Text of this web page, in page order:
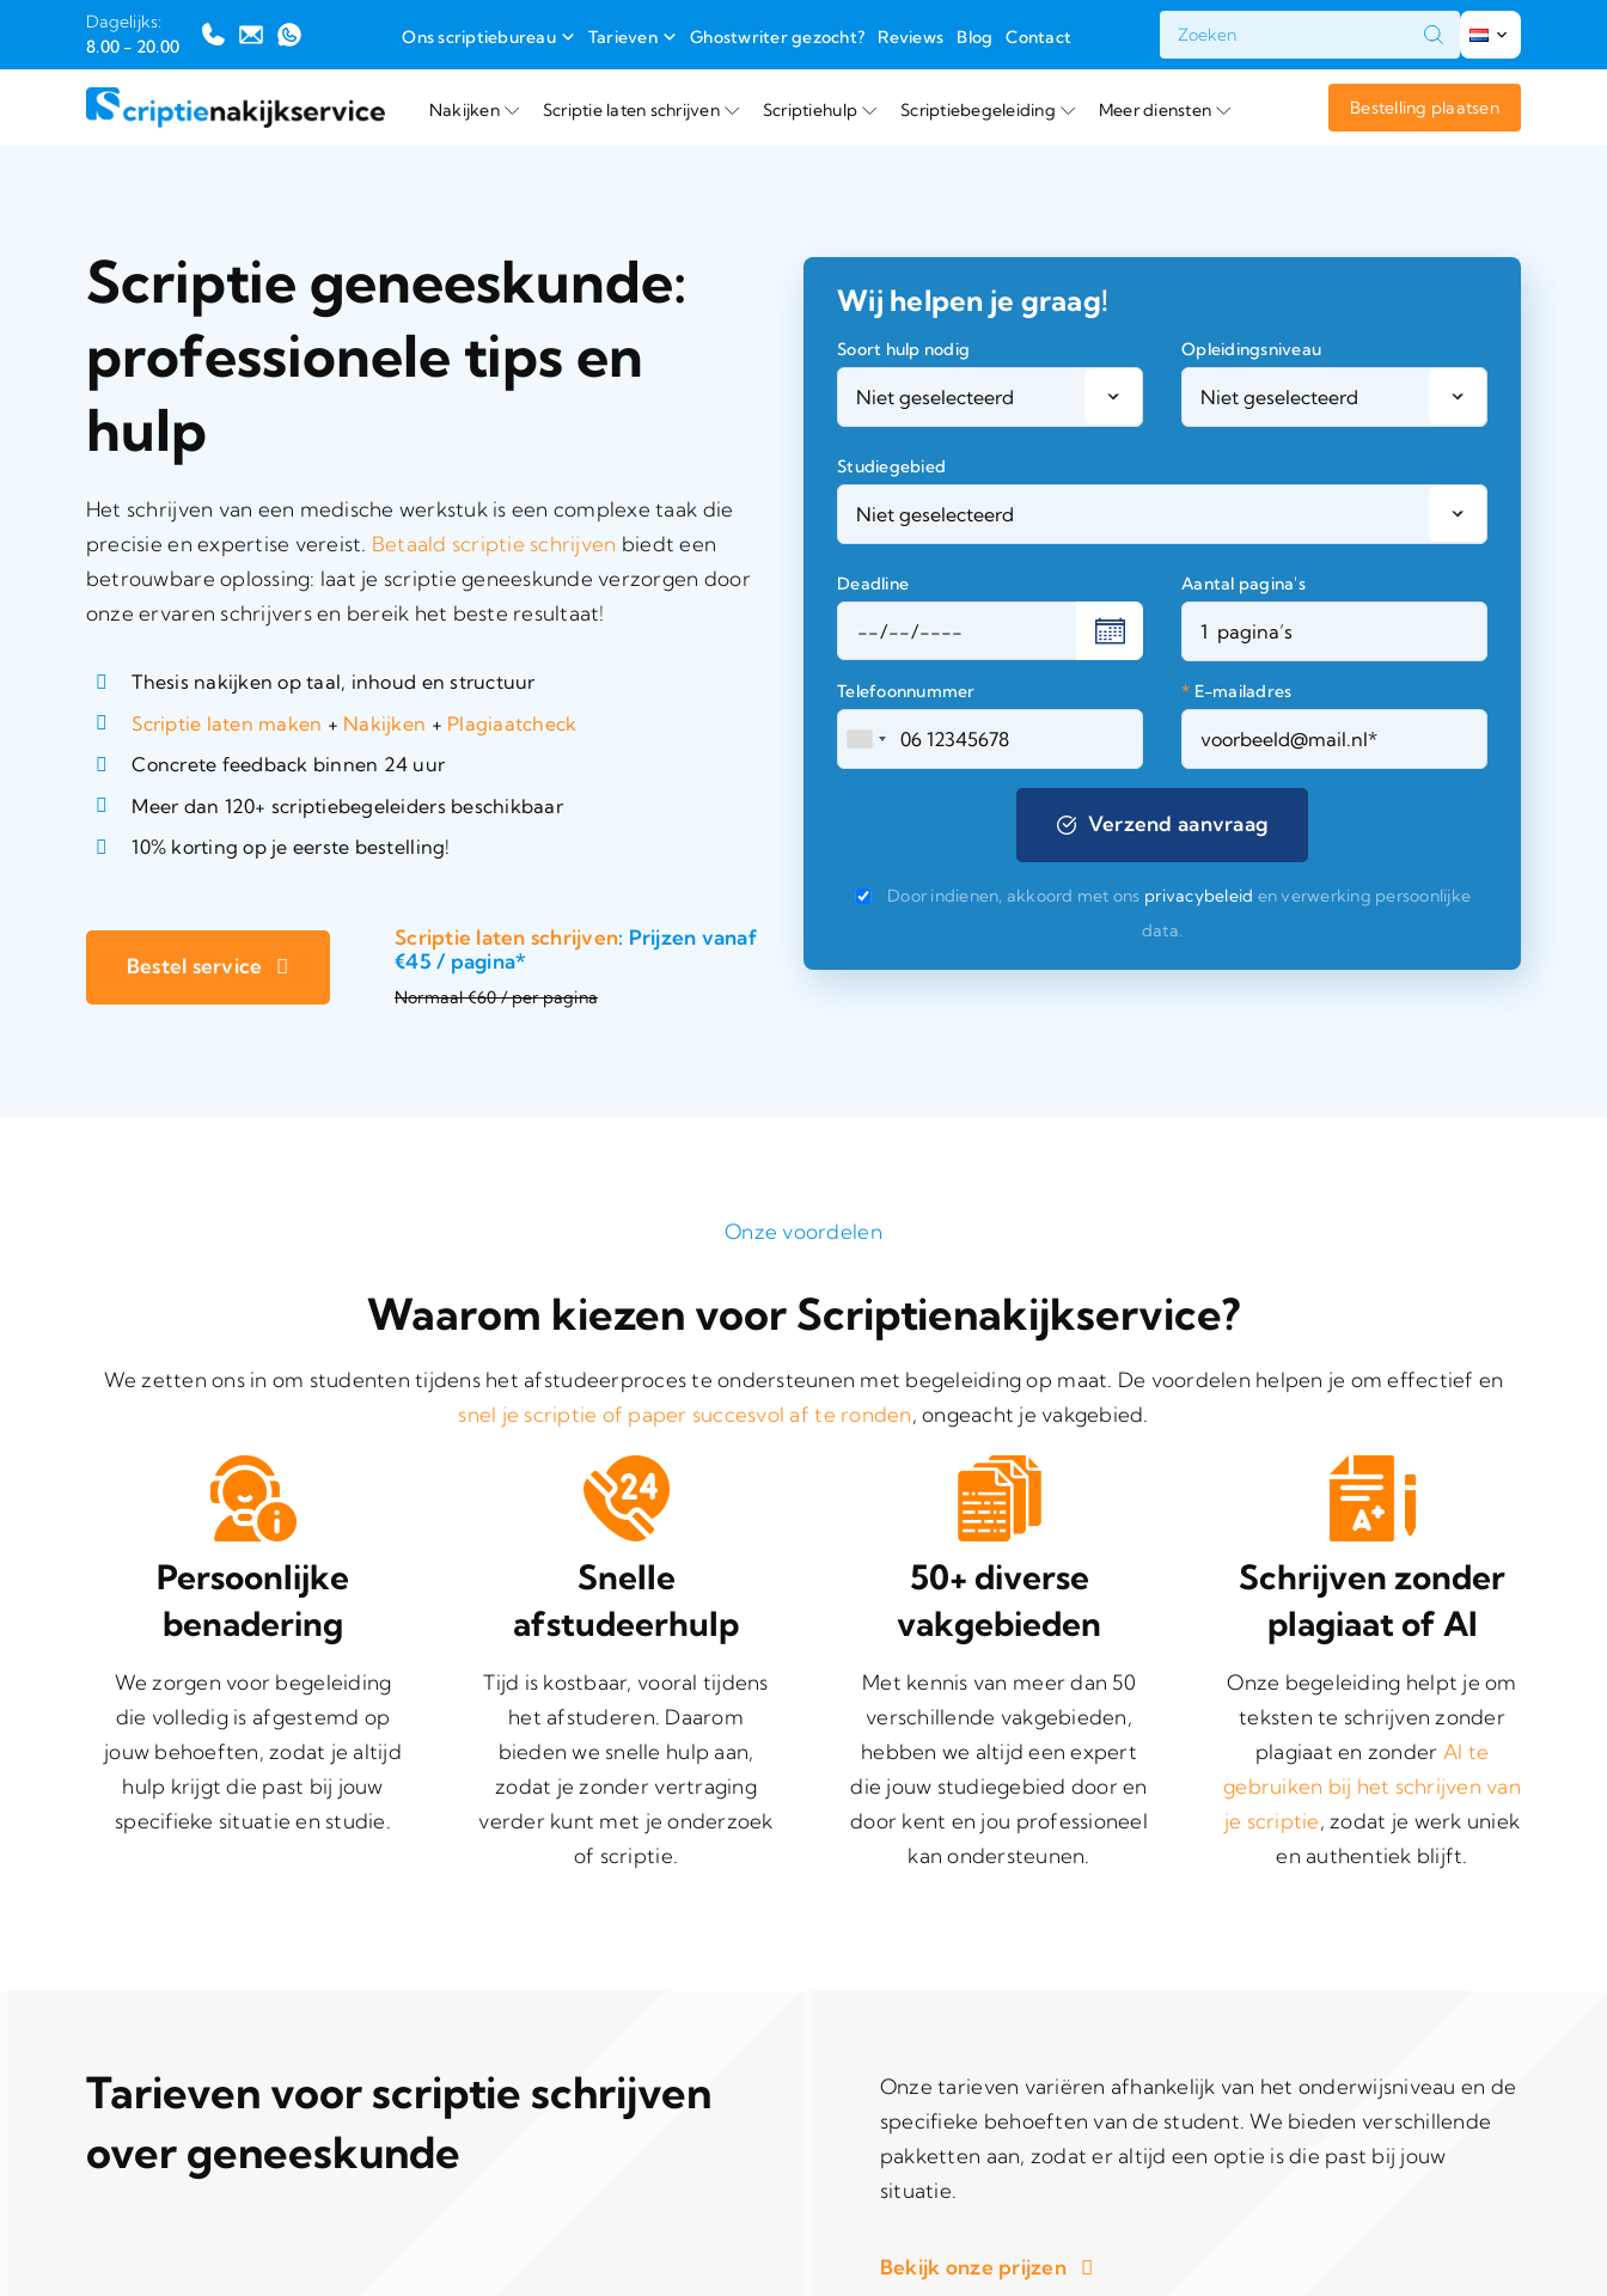
Dagelijks:
8.00 - 20.00
Ons scriptiebureau Tarieven Ghostwriter gezocht? Reviews Blog Contact
Nakijken Scriptie laten schrijven Scriptiehulp Scriptiebegeleiding Meer diensten Bestelling plaatsen
Scriptie geneeskunde:
professionele tips en
hulp
Het schrijven van een medische werkstuk is een complexe taak die
precisie en expertise vereist. Betaald scriptie schrijven biedt een
betrouwbare oplossing: laat je scriptie geneeskunde verzorgen door
onze ervaren schrijvers en bereik het beste resultaat!
Thesis nakijken op taal, inhoud en structuur
Scriptie laten maken + Nakijken + Plagiaatcheck
Concrete feedback binnen 24 uur
Meer dan 120+ scriptiebegeleiders beschikbaar
10% korting op je eerste bestelling!
Bestel service
Scriptie laten schrijven: Prijzen vanaf
€45 / pagina*
Normaal €60 / per pagina
Wij helpen je graag!
Soort hulp nodig Opleidingsniveau
Studiegebied
Deadline Aantal pagina's
Telefoonnummer * E-mailadres
Door indienen, akkoord met ons privacybeleid en verwerking persoonlijke
data.
Onze voordelen
Waarom kiezen voor Scriptienakijkservice?
We zetten ons in om studenten tijdens het afstudeerproces te ondersteunen met begeleiding op maat. De voordelen helpen je om effectief en
snel je scriptie of paper succesvol af te ronden, ongeacht je vakgebied.
Persoonlijke
benadering
We zorgen voor begeleiding
die volledig is afgestemd op
jouw behoeften, zodat je altijd
hulp krijgt die past bij jouw
specifieke situatie en studie.
Snelle
afstudeerhulp
Tijd is kostbaar, vooral tijdens
het afstuderen. Daarom
bieden we snelle hulp aan,
zodat je zonder vertraging
verder kunt met je onderzoek
of scriptie.
50+ diverse
vakgebieden
Met kennis van meer dan 50
verschillende vakgebieden,
hebben we altijd een expert
die jouw studiegebied door en
door kent en jou professioneel
kan ondersteunen.
Schrijven zonder
plagiaat of AI
Onze begeleiding helpt je om
teksten te schrijven zonder
plagiaat en zonder AI te
gebruiken bij het schrijven van
je scriptie, zodat je werk uniek
en authentiek blijft.
Tarieven voor scriptie schrijven
over geneeskunde
Onze tarieven variëren afhankelijk van het onderwijsniveau en de
specifieke behoeften van de student. We bieden verschillende
pakketten aan, zodat er altijd een optie is die past bij jouw
situatie.
Bekijk onze prijzen